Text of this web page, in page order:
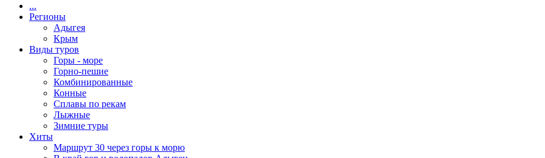
...
Регионы
Адыгея
Крым
Виды туров
Горы - море
Горно-пешие
Комбинированные
Конные
Сплавы по рекам
Лыжные
Зимние туры
Хиты
Маршрут 30 через горы к морю